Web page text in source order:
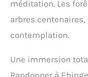
méditation. Les
arbres
contemplation.
Une immersion